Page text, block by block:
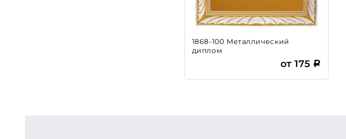
1868-100 Металлический
диплом
от 175